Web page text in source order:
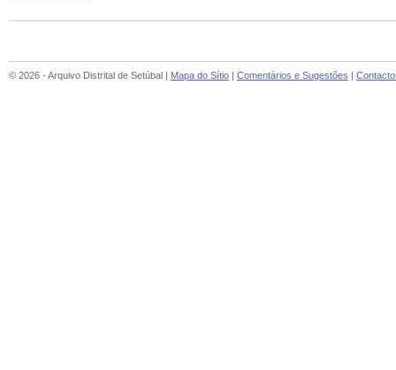
© 2026 - Arquivo Distrital de Setúbal | Mapa do Sítio | Comentários e Sugestões |